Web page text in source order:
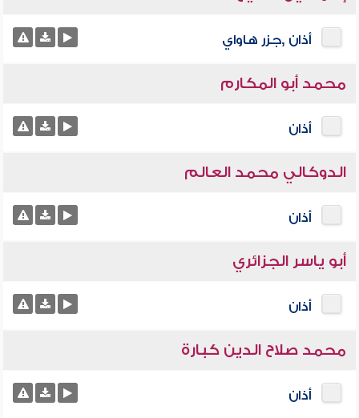
أذان ,جزر هاواي
محمد أبو المكارم
أذان
الدوكالي محمد العالم
أذان
أبو ياسر الجزائري
أذان
محمد صلاح الدين كبارة
أذان